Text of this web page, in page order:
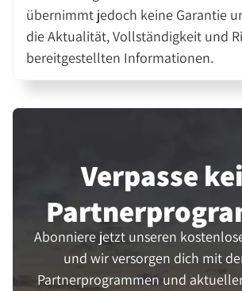
übernimmt jedoch keine Garantie
die Aktualität, Vollständigkeit und
bereitgestellten Informationen.
Verpasse
Abonniere jetzt unseren
und wir versorgen dich mit
Partnerprogrammen und